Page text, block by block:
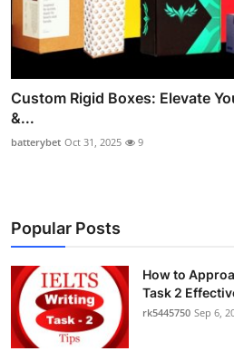
Custom Rigid Boxes: Elevate
&...
batterybet Oct 31, 2025 9
Popular Posts
How to
Task 2
rk5445750 Sep 6,